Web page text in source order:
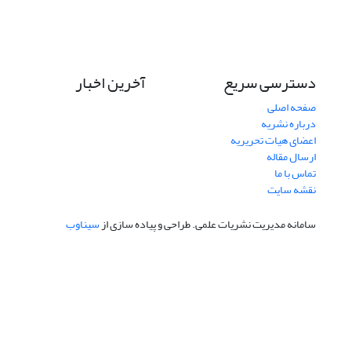
دسترسی سریع
صفحه اصلی
درباره نشریه
اعضای هیات تحریریه
ارسال مقاله
تماس با ما
نقشه سایت
آخرین اخبار
سامانه مدیریت نشریات علمی.طراحی و پیاده سازی ازسیناوب